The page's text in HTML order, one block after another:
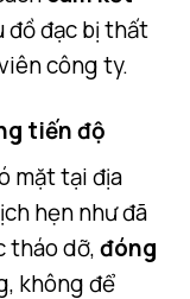
đồ đạc bị thất
công ty.
tiến độ
mặt tại địa
hẹn như đã
tháo dỡ,đóng
không để